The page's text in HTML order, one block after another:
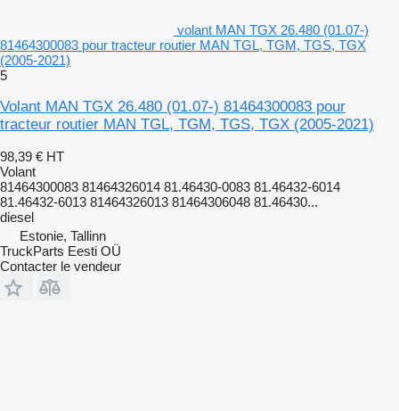
volant MAN TGX 26.480 (01.07-)
81464300083 pour tracteur routier MAN TGL, TGM, TGS, TGX
(2005-2021)
5
Volant MAN TGX 26.480 (01.07-) 81464300083 pour
tracteur routier MAN TGL, TGM, TGS, TGX (2005-2021)
98,39 € HT
Volant
81464300083 81464326014 81.46430-0083 81.46432-6014
81.46432-6013 81464326013 81464306048 81.46430...
diesel
Estonie, Tallinn
TruckParts Eesti OÜ
Contacter le vendeur